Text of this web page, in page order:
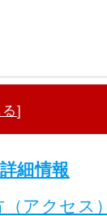
]
細情報
アクセス